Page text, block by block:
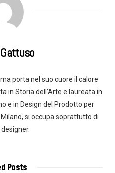
porta nel suo cuore il calore
in Storia dell’Arte e laureata in
e in Design del Prodotto per
si occupa soprattutto di
Posts